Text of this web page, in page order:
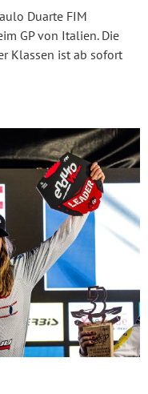
Duarte FIM
GP von Italien. Die
Klassen ist ab sofort